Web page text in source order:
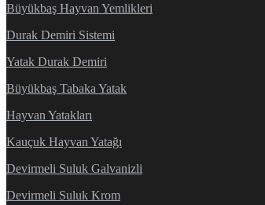
Büyükbaş Hayvan Yemlikleri
Durak Demiri Sistemi
Yatak Durak Demiri
Büyükbaş Tabaka Yatak
Hayvan Yatakları
Kauçuk Hayvan Yatağı
Devirmeli Suluk Galvanizli
Devirmeli Suluk Krom